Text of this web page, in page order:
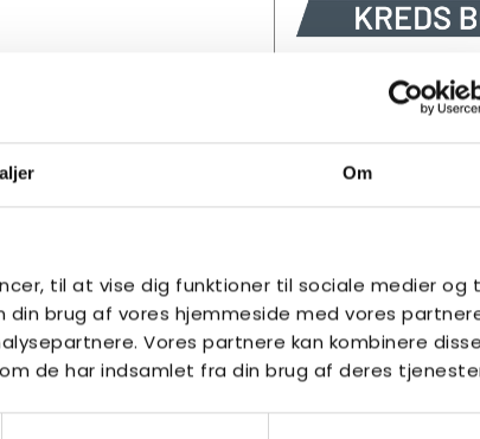
Om
til at vise dig funktioner til sociale medier og
brug af vores hjemmeside med vores
Vores partnere kan kombinere disse
de har indsamlet fra din brug af deres
på
Kreds
Kreds
klogere på hvad
LÆS MERE